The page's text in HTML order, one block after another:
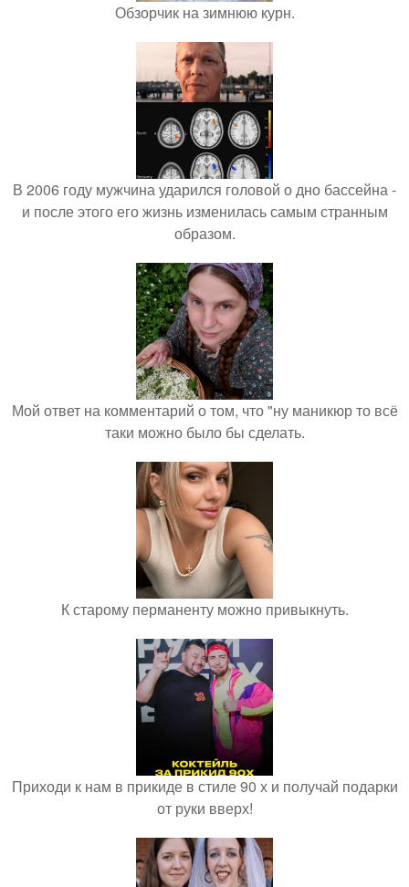
Обзорчик на зимнюю курн.
В 2006 году мужчина ударился головой о дно бассейна -
и после этого его жизнь изменилась самым странным
образом.
Мой ответ на комментарий о том, что "ну маникюр то всё
таки можно было бы сделать.
К старому перманенту можно привыкнуть.
Приходи к нам в прикиде в стиле 90 х и получай подарки
от руки вверх!